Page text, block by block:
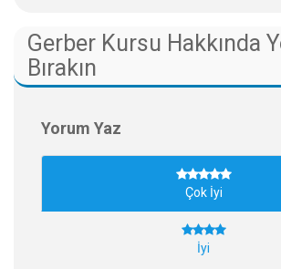
Gerber Kursu Hakkında
Bırakın
Yorum Yaz
Çok İyi
İyi